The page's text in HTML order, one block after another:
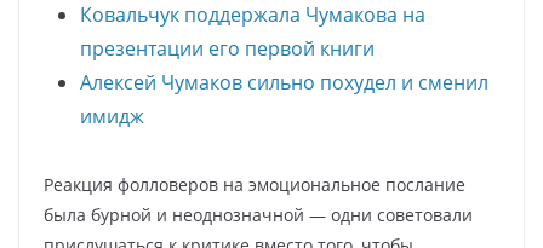
Ковальчук поддержала Чумакова на
презентации его первой книги
Алексей Чумаков сильно похудел и сменил
имидж
Реакция фолловеров на эмоциональное послание
была бурной и неоднозначной — одни советовали